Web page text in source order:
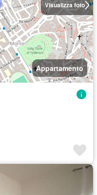
Visualizza foto
Appartamento